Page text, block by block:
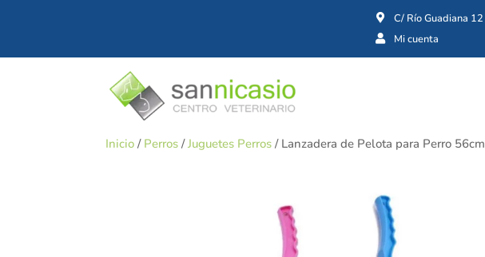


Inicio / Perros /Juguetes Perros / Lanzadera de Pelota para Perro 56cm